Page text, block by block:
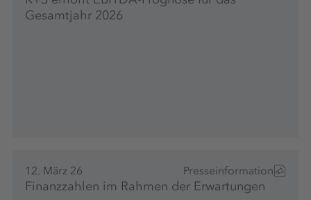
Gesamtjahr 2026
12. März 26 Presseinformation
Finanzzahlen im Rahmen der Erwartungen